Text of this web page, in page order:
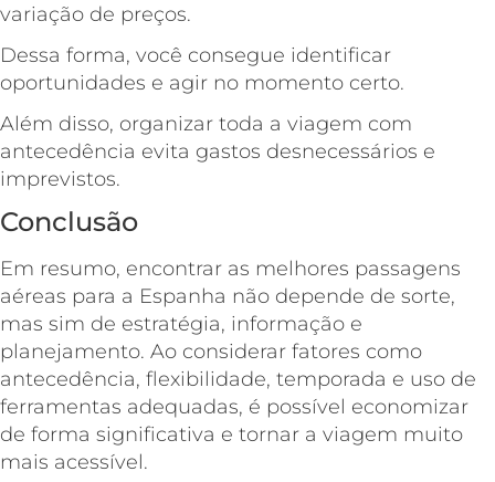
variação de preços.
Dessa forma, você consegue identificar
oportunidades e agir no momento certo.
Além disso, organizar toda a viagem com
antecedência evita gastos desnecessários e
imprevistos.
Conclusão
Em resumo, encontrar as melhores passagens
aéreas para a Espanha não depende de sorte,
mas sim de estratégia, informação e
planejamento. Ao considerar fatores como
antecedência, flexibilidade, temporada e uso de
ferramentas adequadas, é possível economizar
de forma significativa e tornar a viagem muito
mais acessível.